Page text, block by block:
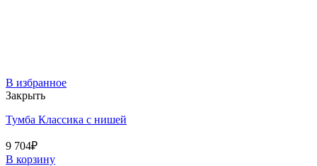
В избранное
Закрыть
Тумба Классика с нишей
9 704₽
В корзину